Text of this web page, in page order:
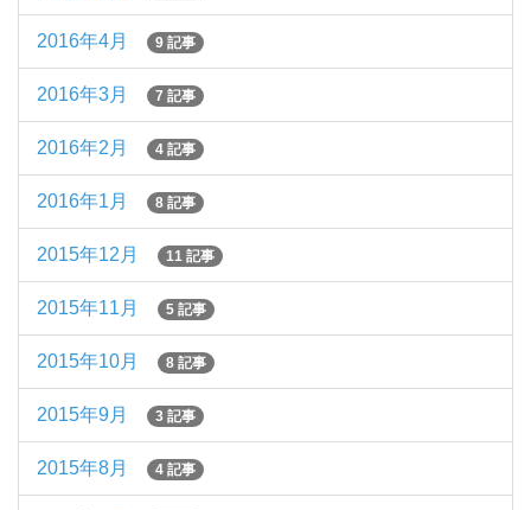
2016年4月 9 記事
2016年3月 7 記事
2016年2月 4 記事
2016年1月 8 記事
2015年12月 11 記事
2015年11月 5 記事
2015年10月 8 記事
2015年9月 3 記事
2015年8月 4 記事